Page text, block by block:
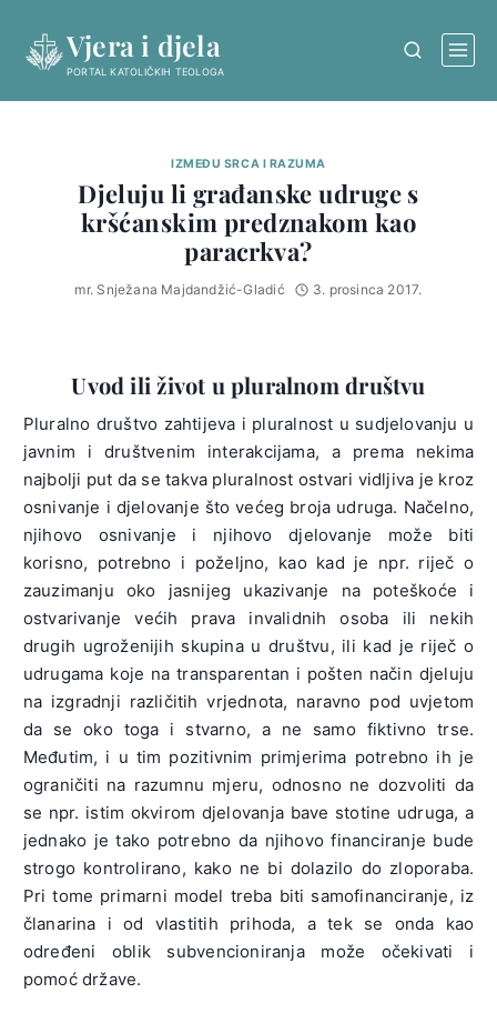
content
Vjera i djela
PORTAL KATOLIČKIH TEOLOGA
IZMEĐU SRCA I RAZUMA
Djeluju li građanske udruge s
kršćanskim predznakom kao
paracrkva?
mr. Snježana Majdandžić-Gladić 3. prosinca 2017.
Uvod ili život u pluralnom društvu
Pluralno društvo zahtijeva i pluralnost u sudjelovanju u
javnim i društvenim interakcijama, a prema nekima
najbolji put da se takva pluralnost ostvari vidljiva je kroz
osnivanje i djelovanje što većeg broja udruga. Načelno,
njihovo osnivanje i njihovo djelovanje može biti
korisno, potrebno i poželjno, kao kad je npr. riječ o
zauzimanju oko jasnijeg ukazivanje na poteškoće i
ostvarivanje većih prava invalidnih osoba ili nekih
drugih ugroženijih skupina u društvu, ili kad je riječ o
udrugama koje na transparentan i pošten način djeluju
na izgradnji različitih vrjednota, naravno pod uvjetom
da se oko toga i stvarno, a ne samo fiktivno trse.
Međutim, i u tim pozitivnim primjerima potrebno ih je
ograničiti na razumnu mjeru, odnosno ne dozvoliti da
se npr. istim okvirom djelovanja bave stotine udruga, a
jednako je tako potrebno da njihovo financiranje bude
strogo kontrolirano, kako ne bi dolazilo do zloporaba.
Pri tome primarni model treba biti samofinanciranje, iz
članarina i od vlastitih prihoda, a tek se onda kao
određeni oblik subvencioniranja može očekivati i
pomoć države.